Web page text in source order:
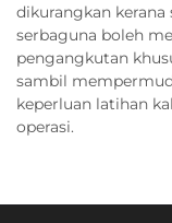
dikurangkan
serbaguna boleh
pengangkutan
sambil
keperluan latihan
operasi.